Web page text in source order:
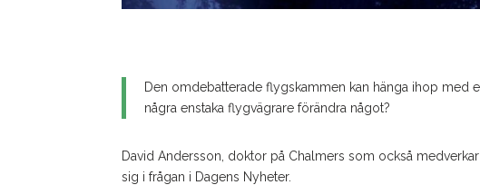
Den omdebatterade flygskammen kan hänga ihop med
några enstaka flygvägrare förändra något?
David Andersson, doktor på Chalmers som också
sig i frågan i Dagens Nyheter.